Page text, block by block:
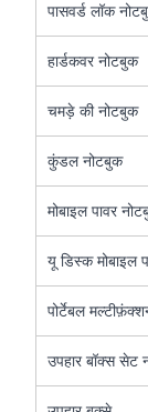
पासवर्ड लॉक
हार्डकवर नोटबुक
चमड़े की नोटबुक
कुंडल नोटबुक
मोबाइल पावर
यू डिस्क मोबाइल
पोर्टेबल
उपहार बॉक्स सेट